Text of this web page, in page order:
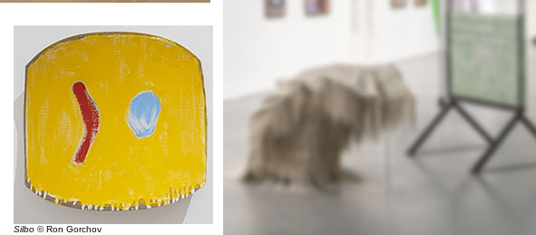
Silbo© Ron Gorchov